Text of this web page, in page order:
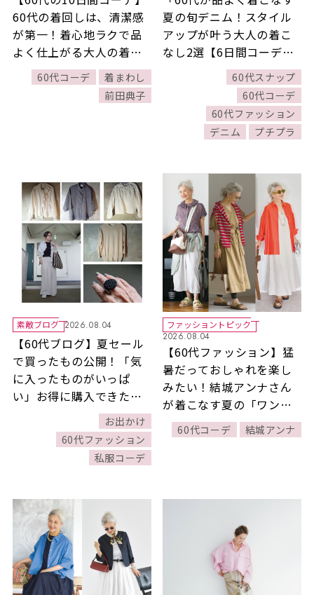
60代の着回しは、清潔感
が第一！着心地ラクで品
よく仕上がる大人の着こ
なし10選
60代コーデ
着まわし
前田典子
夏の旬デニム！スタイル
アップが叶う大人の着こ
なし2選【6日間コーデ
Day3・Day4】」ほか
7/26～8/1公開記事の人気
ランキングをご紹介！
【今週の新着記事ベスト
60代スナップ
60代コーデ
60代ファッション
デニム
プチプラ
素敵ブログ 2026.08.04
【60代ブログ】夏セール
で買ったもの公開！「気
に入ったものがいっぱ
い」お得に購入できた素
敵ブロガー礒部良子さん
お出かけ
60代ファッション
私服コーデ
ファッショントピック
2026.08.04
【60代ファッション】猛
暑だっておしゃれを楽し
みたい！結城アンナさん
が着こなす夏の「ワンピ
ース」 3選
60代コーデ 結城アンナ